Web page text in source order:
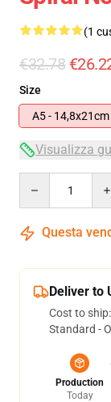
(1
€32.78
Size
A5 - 14,8x21cm
Visualizza
Questa
Deliver to
Cost to ship:
Standard -
Production
Today